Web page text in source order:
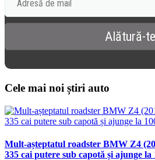
Cele mai noi știri auto
Mult-așteptatul roadster BMW Z4
335 cai putere sub capotă și ajunge la